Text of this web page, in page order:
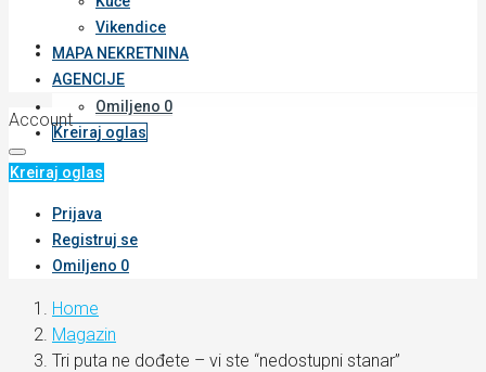
AGENCIJE
Omiljeno 0
Kreiraj oglas
Vikendice
MAPA NEKRETNINA
AGENCIJE
Account
Kreiraj oglas
Prijava
Registruj se
Omiljeno 0
Home
Magazin
Tri puta ne dođete – vi ste “nedostupni stanar”